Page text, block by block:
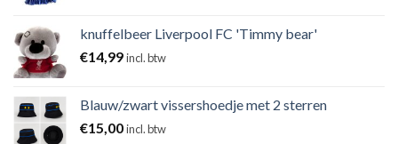
knuffelbeer Liverpool FC 'Timmy bear'
€14,99incl. btw
Blauw/zwart vissershoedje met 2 sterren
€15,00incl. btw